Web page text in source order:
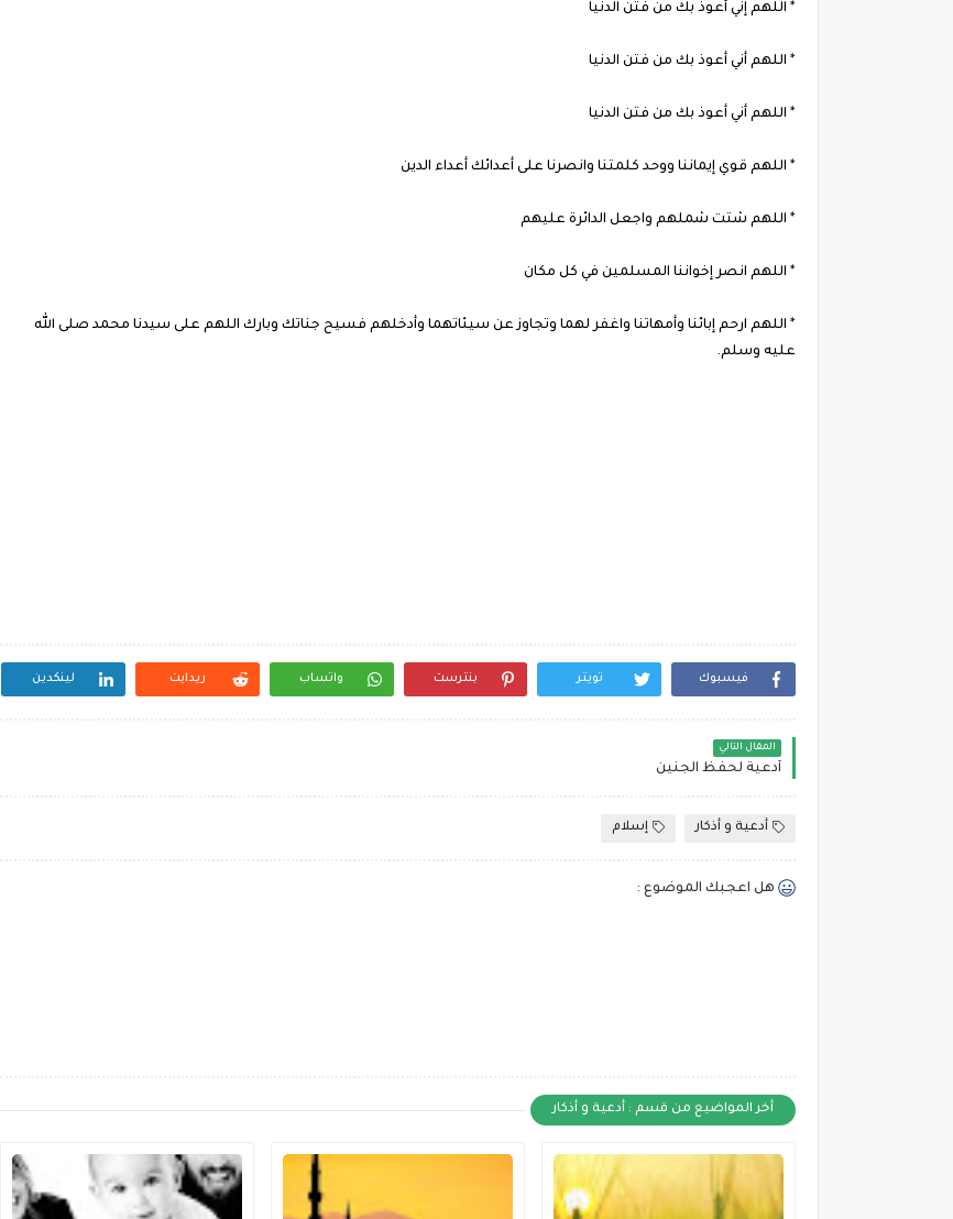
* اللهم إني أعوذ بك من فتن الدنيا
* اللهم أني أعوذ بك من فتن الدنيا
* اللهم أني أعوذ بك من فتن الدنيا
* اللهم قوي إيماننا ووحد كلمتنا وانصرنا على أعدائك أعداء الدين
* اللهم شتت شملهم واجعل الدائرة عليهم
* اللهم انصر إخواننا المسلمين في كل مكان
* اللهم ارحم إبائنا وأمهاتنا واغفر لهما وتجاوز عن سيئاتهما وأدخلهم فسيح جناتك وبارك اللهم على سيدنا محمد صلى الله
عليه وسلم.
فيسبوك تويتر بنترست واتساب ريدايت لينكدين
المقال التالي
أدعية لحفظ الجنين
أدعية و أذكار إسلام
هل اعجبك الموضوع :
أخر المواضيع من قسم : أدعية و أذكار